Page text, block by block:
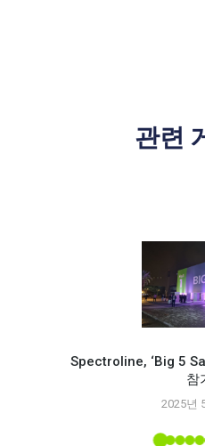
관련
Spectroline, ‘Big 5
참
2025년